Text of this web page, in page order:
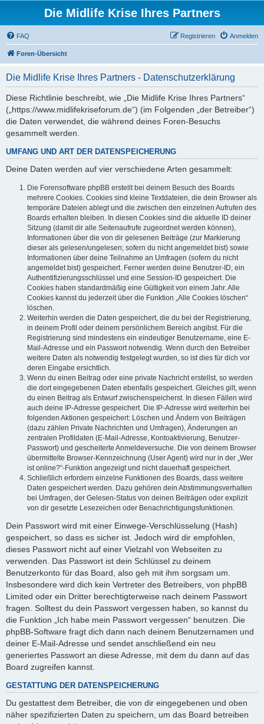
Die Midlife Krise Ihres Partners
FAQ Anmelden
Registrieren
Foren-Übersicht
Die Midlife Krise Ihres Partners - Datenschutzerklärung
Diese Richtlinie beschreibt, wie „Die Midlife Krise Ihres Partners“
(„https://www.midlifekriseforum.de“) (im Folgenden „der Betreiber“)
die Daten verwendet, die während deines Foren-Besuchs
gesammelt werden.
UMFANG UND ART DER DATENSPEICHERUNG
Deine Daten werden auf vier verschiedene Arten gesammelt:
Die Forensoftware phpBB erstellt bei deinem Besuch des Boards
mehrere Cookies. Cookies sind kleine Textdateien, die dein Browser als
temporäre Dateien ablegt und die zwischen den einzelnen Aufrufen des
Boards erhalten bleiben. In diesen Cookies sind die aktuelle ID deiner
Sitzung (damit dir alle Seitenaufrufe zugeordnet werden können),
Informationen über die von dir gelesenen Beiträge (zur Markierung
dieser als gelesen/ungelesen; sofern du nicht angemeldet bist) sowie
Informationen über deine Teilnahme an Umfragen (sofern du nicht
angemeldet bist) gespeichert. Ferner werden deine Benutzer-ID, ein
Authentifizierungsschlüssel und eine Session-ID gespeichert. Die
Cookies haben standardmäßig eine Gültigkeit von einem Jahr. Alle
Cookies kannst du jederzeit über die Funktion „Alle Cookies löschen“
löschen.
Weiterhin werden die Daten gespeichert, die du bei der Registrierung,
in deinem Profil oder deinem persönlichem Bereich angibst. Für die
Registrierung sind mindestens ein eindeutiger Benutzername, eine E-
Mail-Adresse und ein Passwort notwendig. Wenn durch den Betreiber
weitere Daten als notwendig festgelegt wurden, so ist dies für dich vor
deren Eingabe ersichtlich.
Wenn du einen Beitrag oder eine private Nachricht erstellst, so werden
die dort eingegebenen Daten ebenfalls gespeichert. Gleiches gilt, wenn
du einen Beitrag als Entwurf zwischenspeicherst. In diesen Fällen wird
auch deine IP-Adresse gespeichert. Die IP-Adresse wird weiterhin bei
folgenden Aktionen gespeichert: Löschen und Ändern von Beiträgen
(dazu zählen Private Nachrichten und Umfragen), Änderungen an
zentralen Profildaten (E-Mail-Adresse, Kontoaktivierung, Benutzer-
Passwort) und gescheiterte Anmeldeversuche. Die von deinem Browser
übermittelte Browser-Kennzeichnung (User Agent) wird nur in der „Wer
ist online?“-Funktion angezeigt und nicht dauerhaft gespeichert.
Schließlich erfordern einzelne Funktionen des Boards, dass weitere
Daten gespeichert werden. Dazu gehören dein Abstimmungsverhalten
bei Umfragen, der Gelesen-Status von deinen Beiträgen oder explizit
von dir gesetzte Lesezeichen oder Benachrichtigungsfunktionen.
Dein Passwort wird mit einer Einwege-Verschlüsselung (Hash)
gespeichert, so dass es sicher ist. Jedoch wird dir empfohlen,
dieses Passwort nicht auf einer Vielzahl von Webseiten zu
verwenden. Das Passwort ist dein Schlüssel zu deinem
Benutzerkonto für das Board, also geh mit ihm sorgsam um.
Insbesondere wird dich kein Vertreter des Betreibers, von phpBB
Limited oder ein Dritter berechtigterweise nach deinem Passwort
fragen. Solltest du dein Passwort vergessen haben, so kannst du
die Funktion „Ich habe mein Passwort vergessen“ benutzen. Die
phpBB-Software fragt dich dann nach deinem Benutzernamen und
deiner E-Mail-Adresse und sendet anschließend ein neu
generiertes Passwort an diese Adresse, mit dem du dann auf das
Board zugreifen kannst.
GESTATTUNG DER DATENSPEICHERUNG
Du gestattest dem Betreiber, die von dir eingegebenen und oben
näher spezifizierten Daten zu speichern, um das Board betreiben